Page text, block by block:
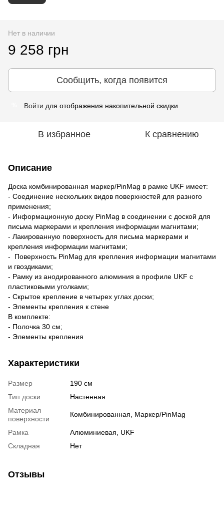
Нет в наличии
9 258 грн
Сообщить, когда появится
Войти для отображения накопительной скидки
В избранное К сравнению
Описание
Доска комбинированная маркер/PinMag в рамке UKF имеет:
- Соединение нескольких видов поверхностей для разного
применения;
- Информационную доску PinMag в соединении с доской для
письма маркерами и крепления информации магнитами;
- Лакированную поверхность для письма маркерами и
крепления информации магнитами;
- Поверхность PinMag для крепления информации магнитами
и гвоздиками;
- Рамку из анодированного алюминия в профиле UKF с
пластиковыми уголками;
- Скрытое крепление в четырех углах доски;
- Элементы крепления к стене
В комплекте:
- Полочка 30 см;
- Элементы крепления
Характеристики
Размер
190 см
Тип доски
Настенная
Материал
поверхности
Комбинированная, Маркер/PinMag
Рамка
Алюминиевая, UKF
Складная
Нет
Отзывы